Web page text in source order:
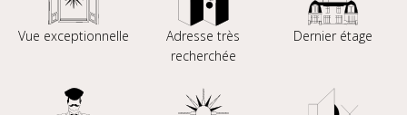
Vue exceptionnelle
Adresse très
recherchée
Dernier étage